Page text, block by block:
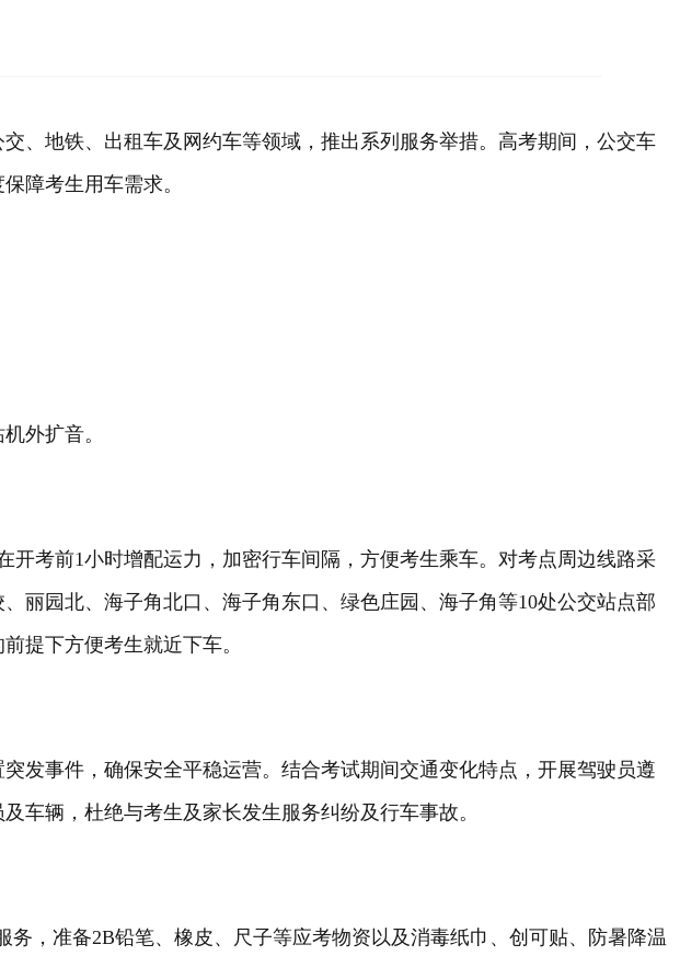
、地铁、出租车及网约车等领域，推出系列服务举措。高考期间，公交车
障考生用车需求。
外扩音。
考前1小时增配运力，加密行车间隔，方便考生乘车。对考点周边线路采
丽园北、海子角北口、海子角东口、绿色庄园、海子角等10处公交站点部
提下方便考生就近下车。
发事件，确保安全平稳运营。结合考试期间交通变化特点，开展驾驶员遵
车辆，杜绝与考生及家长发生服务纠纷及行车事故。
，准备2B铅笔、橡皮、尺子等应考物资以及消毒纸巾、创可贴、防暑降温